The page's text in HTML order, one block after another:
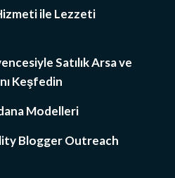
ile Lezzeti
Satılık Arsa ve
Keşfedin
Modelleri
Blogger Outreach